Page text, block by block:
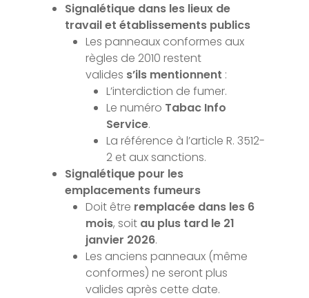
Signalétique dans les lieux de
travail et établissements publics
Les panneaux conformes aux
règles de 2010 restent
valides s’ils mentionnent :
L’interdiction de fumer.
Le numéro Tabac Info
Service.
La référence à l’article R. 3512-
2 et aux sanctions.
Signalétique pour les
emplacements fumeurs
Doit être remplacée dans les 6
mois, soit au plus tard le 21
janvier 2026.
Les anciens panneaux (même
conformes) ne seront plus
valides après cette date.